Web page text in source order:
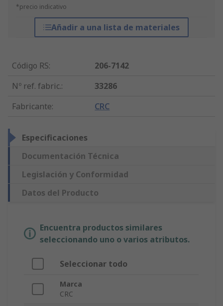
*precio indicativo
Añadir a una lista de materiales
Código RS:
206-7142
Nº ref. fabric.:
33286
Fabricante: CRC
Especificaciones
Documentación Técnica
Legislación y Conformidad
Datos del Producto
Encuentra productos similares
seleccionando uno o varios atributos.
Seleccionar todo
Marca
CRC